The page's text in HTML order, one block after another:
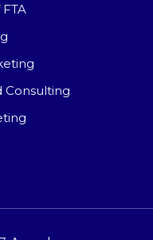
Consulting